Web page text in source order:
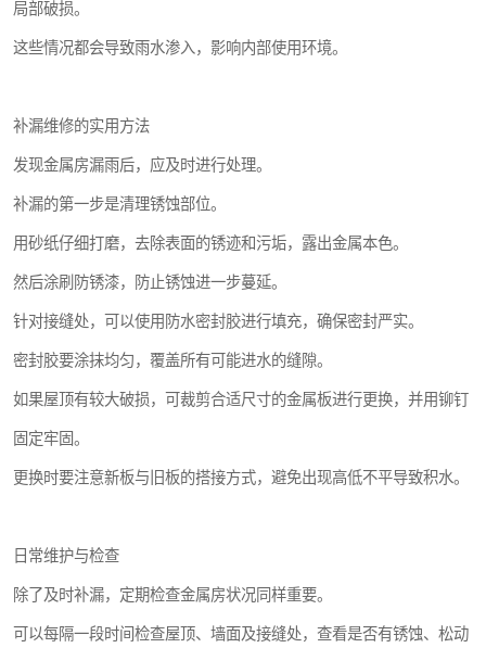
局部破损。
这些情况都会导致雨水渗入，影响内部使用环境。
补漏维修的实用方法
发现金属房漏雨后，应及时进行处理。
补漏的第一步是清理锈蚀部位。
用砂纸仔细打磨，去除表面的锈迹和污垢，露出金属本色。
然后涂刷防锈漆，防止锈蚀进一步蔓延。
针对接缝处，可以使用防水密封胶进行填充，确保密封严实。
密封胶要涂抹均匀，覆盖所有可能进水的缝隙。
如果屋顶有较大破损，可裁剪合适尺寸的金属板进行更换，并用铆钉
固定牢固。
更换时要注意新板与旧板的搭接方式，避免出现高低不平导致积水。
日常维护与检查
除了及时补漏，定期检查金属房状况同样重要。
可以每隔一段时间检查屋顶、墙面及接缝处，查看是否有锈蚀、松动